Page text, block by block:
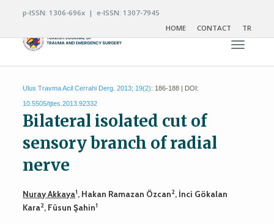
p-ISSN: 1306-696x | e-ISSN: 1307-7945
HOME
CONTACT TR
Toggle
Ulus Travma Acil Cerrahi Derg. 2013; 19(2): 186-188 | DOI:
10.5505/tjtes.2013.92332
Bilateral isolated cut of
sensory branch of radial
nerve
Nuray Akkaya1, Hakan Ramazan Özcan2, İnci Gökalan
Kara2, Füsun Şahin1